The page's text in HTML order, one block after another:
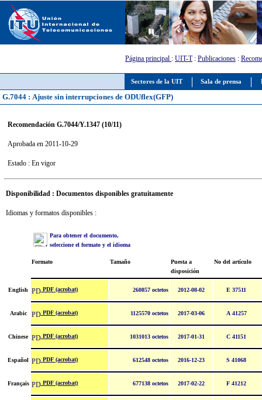
Sectores de la UIT Sala de prensa
Página principal : UIT-T: Publicaciones :
G.7044 : Ajuste sin interrupciones de ODUflex(GFP)
Recomendación G.7044/Y.1347 (10/11)
Aprobada en 2011-10-29
Estado : En vigor
Disponibilidad : Documentos disponibles gratuitamente
Idiomas y formatos disponibles :
Para obtener el documento,
seleccione el formato y el idioma
Formato Tamaño
Puesta a
disposición
No del artículo
English PDF (acrobat) 260857 octetos 2012-08-02 E 37511
Arabic PDF (acrobat) 1125570 octetos 2017-03-06 A 41257
Chinese PDF (acrobat) 1031013 octetos 2017-01-31 C 41151
Español PDF (acrobat) 612548 octetos 2016-12-23 S 41068
Français PDF (acrobat) 677138 octetos 2017-02-22 F 41212